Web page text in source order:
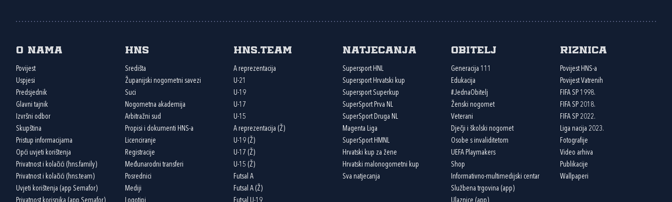
O nama
Povijest
Uspjesi
Predsjednik
Glavni tajnik
Izvršni odbor
Skupština
Pristup informacijama
Opći uvjeti korištenja
Privatnost i kolačići (hns.family)
Privatnost i kolačići (hns.team)
Uvjeti korištenja (app Semafor)
HNS
Središta
Županijski nogometni savezi
Suci
Nogometna akademija
Arbitražni sud
Propisi i dokumenti HNS-a
Licenciranje
Registracije
Međunarodni transferi
Posrednici
Mediji
HNS.team
A reprezentacija
U-21
U-19
U-17
U-15
A reprezentacija (Ž)
U-19 (Ž)
U-17 (Ž)
U-15 (Ž)
Futsal A
Futsal A (Ž)
Natjecanja
Supersport HNL
Supersport Hrvatski kup
Supersport Superkup
SuperSport Prva NL
SuperSport Druga NL
Magenta Liga
SuperSport HMNL
Hrvatski kup za žene
Hrvatski malonogometni kup
Sva natjecanja
Obitelj
Generacija 111
Edukacija
#JednaObitelj
Ženski nogomet
Veterani
Dječji i školski nogomet
Osobe s invaliditetom
UEFA Playmakers
Shop
Informativno-multimedijski centar
Službena trgovina (app)
Riznica
Povijest HNS-a
Povijest Vatrenih
FIFA SP 1998.
FIFA SP 2018.
FIFA SP 2022.
Liga nacija 2023.
Fotografije
Video arhiva
Publikacije
Wallpaperi